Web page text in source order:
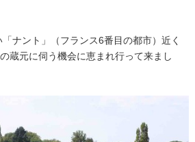
ナント」（フランス6番目の都市）近く
蔵元に伺う機会に恵まれ行って来まし